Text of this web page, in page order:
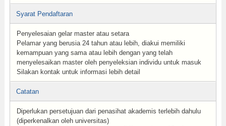
Syarat Pendaftaran
Penyelesaian gelar master atau setara
Pelamar yang berusia 24 tahun atau lebih, diakui memiliki
kemampuan yang sama atau lebih dengan yang telah
menyelesaikan master oleh penyeleksian individu untuk masuk
Silakan kontak untuk informasi lebih detail
Catatan
Diperlukan persetujuan dari penasihat akademis terlebih dahulu
(diperkenalkan oleh universitas)